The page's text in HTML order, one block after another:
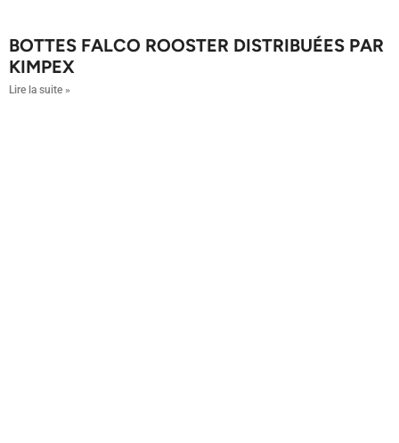
BOTTES FALCO ROOSTER DISTRIBUÉES PAR
KIMPEX
Lire la suite »